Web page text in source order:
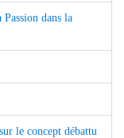
dans la
le concept débattu